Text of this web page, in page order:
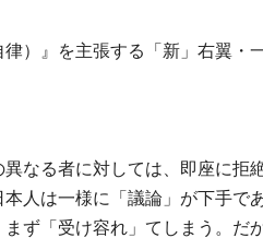
）』を主張する「新」右翼・
なる者に対しては、即座に拒
人は一様に「議論」が下手であ
ず「受け容れ」てしまう。だ